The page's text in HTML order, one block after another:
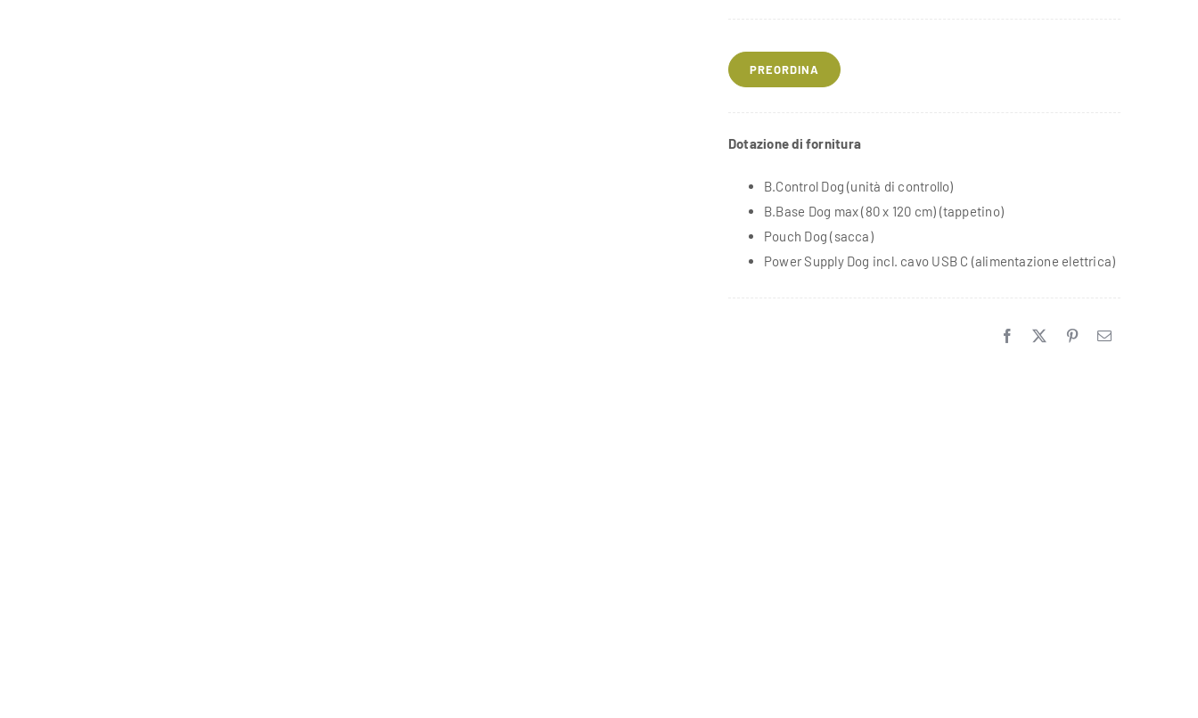
PREORDINA
Dotazione di fornitura
B.Control Dog (unità di controllo)
B.Base Dog max (80 x 120 cm) (tappetino)
Pouch Dog (sacca)
Power Supply Dog incl. cavo USB C (alimentazione elettrica)